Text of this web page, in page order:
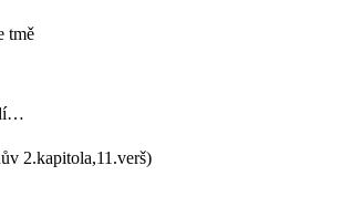
tmě
2.kapitola,11.verš)